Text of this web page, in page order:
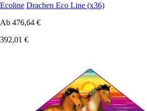
Ecoline Drachen Eco Line (x36)
Ab 476,64 €
392,01 €